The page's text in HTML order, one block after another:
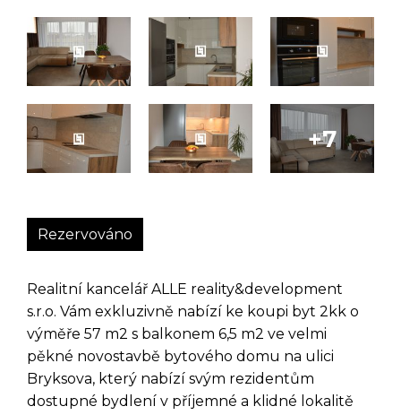
Rezervováno
Realitní kancelář ALLE reality&development
s.r.o. Vám exkluzivně nabízí ke koupi byt 2kk o
výměře 57 m2 s balkonem 6,5 m2 ve velmi
pěkné novostavbě bytového domu na ulici
Bryksova, který nabízí svým rezidentům
dostupné bydlení v příjemné a klidné lokalitě